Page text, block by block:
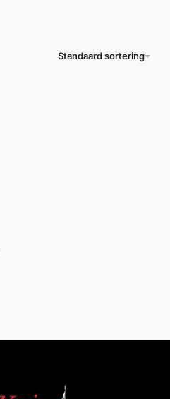
Standaard sortering